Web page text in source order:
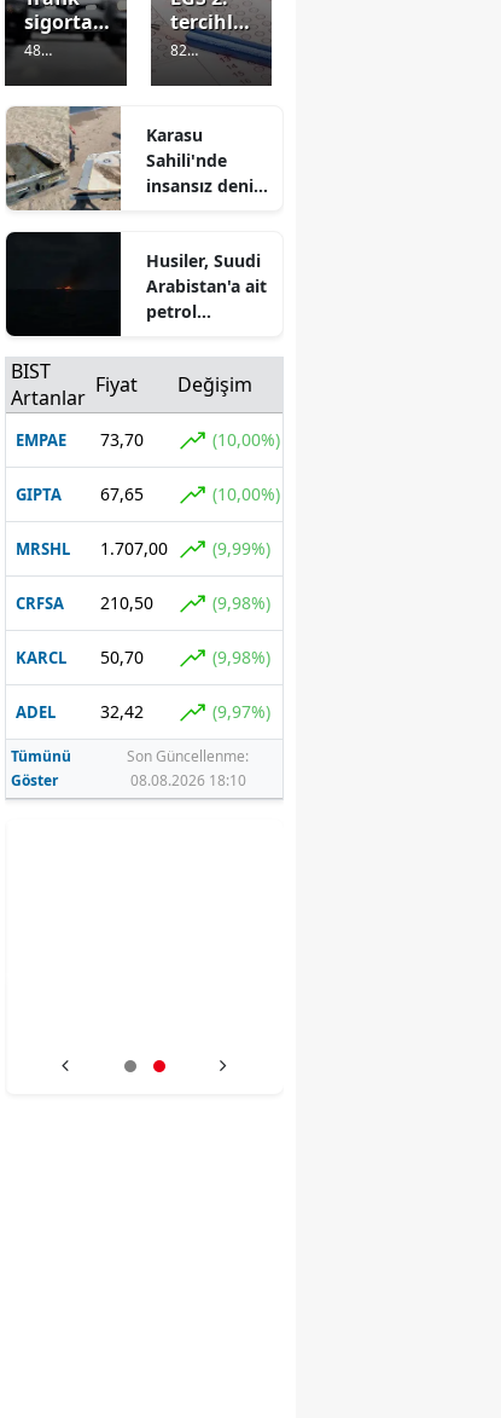
sigortası
nda yeni
Düzenle
me
yürürlüğ
e girdi
48
tercihler
ne
zaman
yapılaca
okul
yazılabil
ecek?
dönemi
açıldı
82
Görüntülenm
Karasu
Sahili'nde
insansız deniz
altına alındı
Husiler, Suudi
Arabistan'a ait
petrol
aldıklarını
açıkladı
BIST
Artanlar Fiyat Değişim
EMPAE 73,70 (10,00%)
GIPTA 67,65 (10,00%)
MRSHL 1.707,00 (9,99%)
CRFSA 210,50 (9,98%)
KARCL 50,70 (9,98%)
ADEL 32,42 (9,97%)
Tümünü
Göster
Son Güncellenme:
08.08.2026 18:10